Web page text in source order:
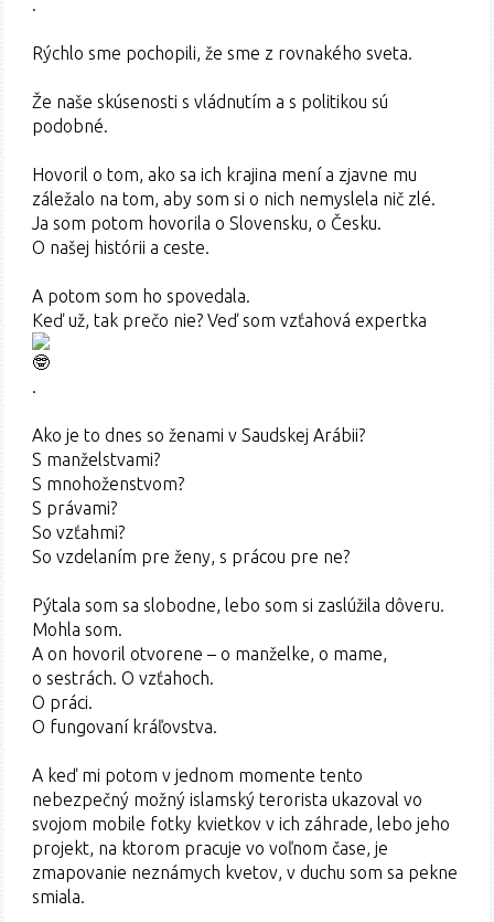
Rýchlo sme pochopili, že sme z rovnakého sveta.
Že naše skúsenosti s vládnutím a s politikou sú
podobné.
Hovoril o tom, ako sa ich krajina mení a zjavne mu
záležalo na tom, aby som si o nich nemyslela nič zlé.
Ja som potom hovorila o Slovensku, o Česku.
O našej histórii a ceste.
A potom som ho spovedala.
Keď už, tak prečo nie? Veď som vzťahová expertka
Ako je to dnes so ženami v Saudskej Arábii?
S manželstvami?
S mnohoženstvom?
S právami?
So vzťahmi?
So vzdelaním pre ženy, s prácou pre ne?
Pýtala som sa slobodne, lebo som si zaslúžila dôveru.
Mohla som.
A on hovoril otvorene – o manželke, o mame,
o sestrách. O vzťahoch.
O práci.
O fungovaní kráľovstva.
A keď mi potom v jednom momente tento
nebezpečný možný islamský terorista ukazoval vo
svojom mobile fotky kvietkov v ich záhrade, lebo jeho
projekt, na ktorom pracuje vo voľnom čase, je
zmapovanie neznámych kvetov, v duchu som sa pekne
smiala.